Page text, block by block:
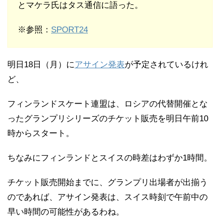
とマケラ氏はタス通信に語った。
※参照： SPORT24
明日18日（月）にアサイン発表が予定されているけれ
ど、
フィンランドスケート連盟は、ロシアの代替開催とな
ったグランプリシリーズのチケット販売を明日午前10
時からスタート。
ちなみにフィンランドとスイスの時差はわずか1時間。
チケット販売開始までに、グランプリ出場者が出揃う
のであれば、アサイン発表は、スイス時刻で午前中の
早い時間の可能性があるわね。